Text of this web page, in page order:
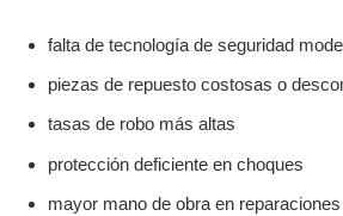
falta de tecnología de seguridad
piezas de repuesto costosas o
tasas de robo más altas
protección deficiente en choques
mayor mano de obra en reparaciones